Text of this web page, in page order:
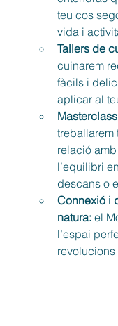
teu cos
vida i
Tallers de
cuinarem
fàcils i
aplicar al
treballarem
relació
l’equilibri
descans o
Connexió i
natura: el
l’espai
revolucions